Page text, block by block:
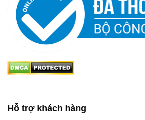
Hỗ trợ khách hàng